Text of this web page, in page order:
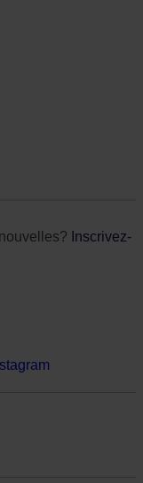
Inscrivez-